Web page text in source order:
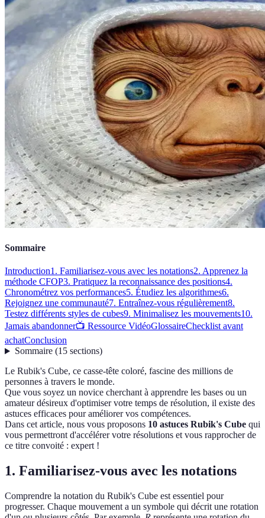
Sommaire
Introduction1. Familiarisez-vous avec les notations2. Apprenez la
méthode CFOP3. Pratiquez la reconnaissance des positions4.
Chronométrez vos performances5. Étudiez les algorithmes6.
Rejoignez une communauté7. Entraînez-vous régulièrement8.
Testez différents styles de cubes9. Minimalisez les mouvements10.
Jamais abandonner📺 Ressource VidéoGlossaireChecklist avant
achatConclusion
Sommaire(15 sections)
Le Rubik's Cube, ce casse-tête coloré, fascine des millions de
personnes à travers le monde.
Que vous soyez un novice cherchant à apprendre les bases ou un
amateur désireux d'optimiser votre temps de résolution, il existe des
astuces efficaces pour améliorer vos compétences.
Dans cet article, nous vous proposons 10 astuces Rubik's Cube qui
vous permettront d'accélérer votre résolutions et vous rapprocher de
ce titre convoité : expert !
1. Familiarisez-vous avec les notations
Comprendre la notation du Rubik's Cube est essentiel pour
progresser. Chaque mouvement a un symbole qui décrit une rotation